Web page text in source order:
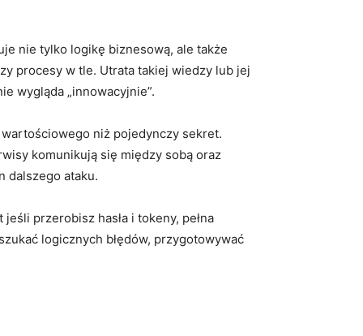
nie tylko logikę biznesową, ale także
procesy w tle. Utrata takiej wiedzy lub jej
wygląda „innowacyjnie”.
niż pojedynczy sekret.
komunikują się między sobą oraz
dalszego ataku.
przerobisz hasła i tokeny, pełna
logicznych błędów, przygotowywać